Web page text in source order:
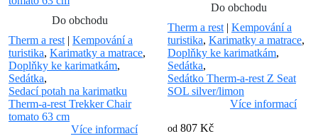
Do obchodu
Therm a rest | Kempování a
turistika, Karimatky a matrace,
Doplňky ke karimatkám,
Sedátka,
Sedací potah na karimatku
Therm-a-rest Trekker Chair
tomato 63 cm
Více informací
Do obchodu
Therm a rest | Kempování a
turistika, Karimatky a matrace,
Doplňky ke karimatkám,
Sedátka,
Sedátko Therm-a-rest Z Seat
SOL silver/limon
Více informací
od 807 Kč